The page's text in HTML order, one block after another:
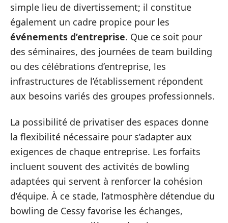
simple lieu de divertissement; il constitue
également un cadre propice pour les
événements d’entreprise. Que ce soit pour
des séminaires, des journées de team building
ou des célébrations d’entreprise, les
infrastructures de l’établissement répondent
aux besoins variés des groupes professionnels.
La possibilité de privatiser des espaces donne
la flexibilité nécessaire pour s’adapter aux
exigences de chaque entreprise. Les forfaits
incluent souvent des activités de bowling
adaptées qui servent à renforcer la cohésion
d’équipe. À ce stade, l’atmosphère détendue du
bowling de Cessy favorise les échanges,